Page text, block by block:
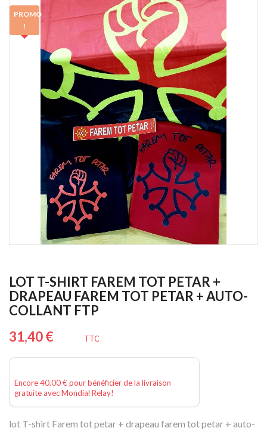
PROMO
!
LOT T-SHIRT FAREM TOT PETAR +
DRAPEAU FAREM TOT PETAR + AUTO-
COLLANT FTP
31,40 €
TTC
Encore 40.00 € pour bénéficier de la livraison
gratuite avec Mondial Relay!
lot T-shirt Farem tot petar + drapeau farem tot petar + auto-